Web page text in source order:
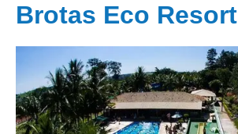
Brotas Eco Resort